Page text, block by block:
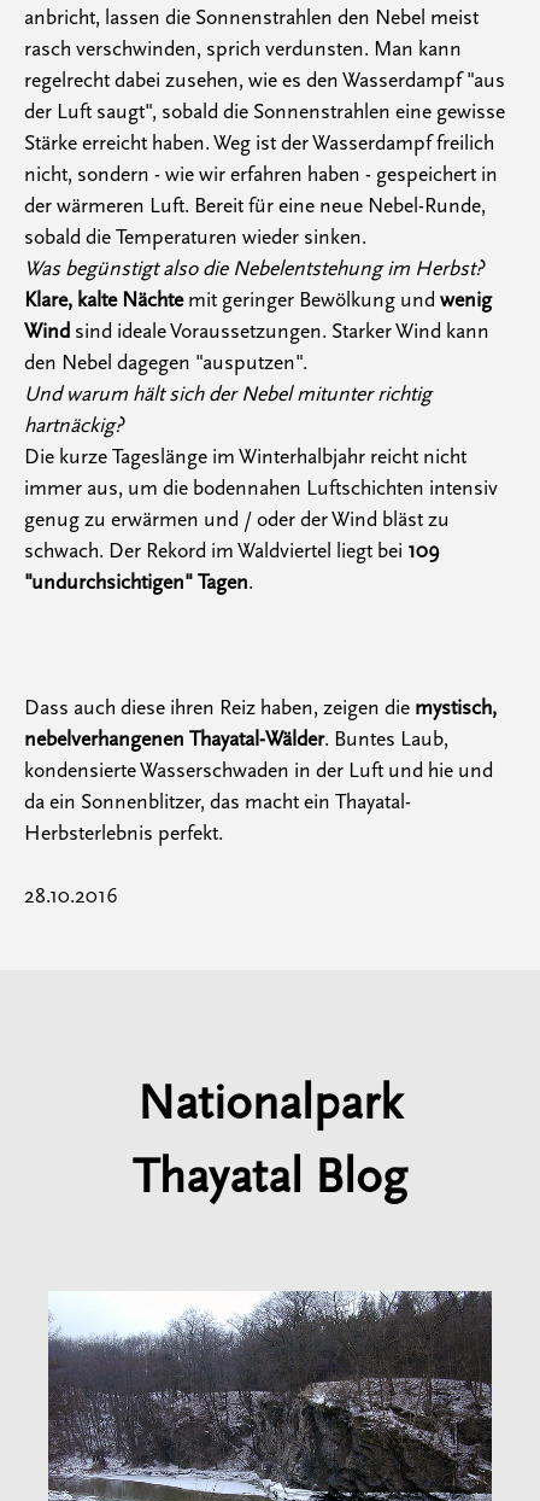
anbricht, lassen die Sonnenstrahlen den Nebel meist
rasch verschwinden, sprich verdunsten. Man kann
regelrecht dabei zusehen, wie es den Wasserdampf "aus
der Luft saugt", sobald die Sonnenstrahlen eine gewisse
Stärke erreicht haben. Weg ist der Wasserdampf freilich
nicht, sondern - wie wir erfahren haben - gespeichert in
der wärmeren Luft. Bereit für eine neue Nebel-Runde,
sobald die Temperaturen wieder sinken.
Was begünstigt also die Nebelentstehung im Herbst?
Klare, kalte Nächtemit geringer Bewölkung und wenig
Wind sind ideale Voraussetzungen. Starker Wind kann
den Nebel dagegen "ausputzen".
Und warum hält sich der Nebel mitunter richtig
hartnäckig?
Die kurze Tageslänge im Winterhalbjahr reicht nicht
immer aus, um die bodennahen Luftschichten intensiv
genug zu erwärmen und / oder der Wind bläst zu
schwach. Der Rekord im Waldviertel liegt bei 109
"undurchsichtigen" Tagen.
Dass auch diese ihren Reiz haben, zeigen die mystisch,
nebelverhangenen Thayatal-Wälder. Buntes Laub,
kondensierte Wasserschwaden in der Luft und hie und
da ein Sonnenblitzer, das macht ein Thayatal-
Herbsterlebnis perfekt.
28.10.2016
Nationalpark
Thayatal Blog